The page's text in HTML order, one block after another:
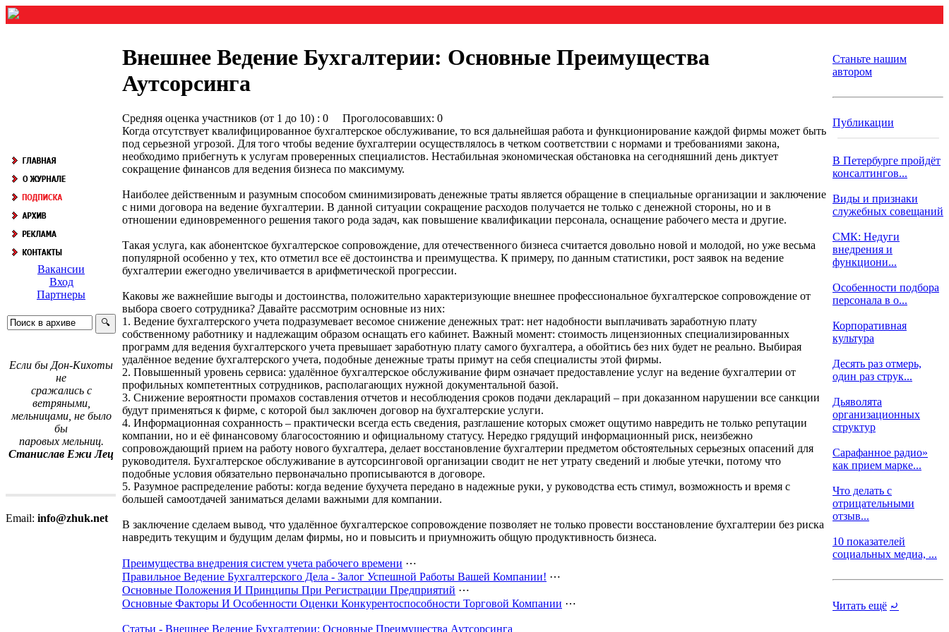
Вакансии
Вход
Партнеры
Если бы Дон-Кихоты
не
сражались с
ветряными,
мельницами, не было
бы
паровых мельниц.
Станислав Ежи Лец
Email: info@zhuk.net
Внешнее Ведение Бухгалтерии: Основные Преимущества
Аутсорсинга
Средняя оценка участников (от 1 до 10) : 0 Проголосовавших: 0
Когда отсутствует квалифицированное бухгалтерское обслуживание, то вся дальнейшая работа и функционирование каждой фирмы может быть
под серьезной угрозой. Для того чтобы ведение бухгалтерии осуществлялось в четком соответствии с нормами и требованиями закона,
необходимо прибегнуть к услугам проверенных специалистов. Нестабильная экономическая обстановка на сегодняшний день диктует
сокращение финансов для ведения бизнеса по максимуму.
Наиболее действенным и разумным способом сминимизировать денежные траты является обращение в специальные организации и заключение
с ними договора на ведение бухгалтерии. В данной ситуации сокращение расходов получается не только с денежной стороны, но и в
отношении единовременного решения такого рода задач, как повышение квалификации персонала, оснащение рабочего места и другие.
Такая услуга, как абонентское бухгалтерское сопровождение, для отечественного бизнеса считается довольно новой и молодой, но уже весьма
популярной особенно у тех, кто отметил все её достоинства и преимущества. К примеру, по данным статистики, рост заявок на ведение
бухгалтерии ежегодно увеличивается в арифметической прогрессии.
Каковы же важнейшие выгоды и достоинства, положительно характеризующие внешнее профессиональное бухгалтерское сопровождение от
выбора своего сотрудника? Давайте рассмотрим основные из них:
1. Ведение бухгалтерского учета подразумевает весомое снижение денежных трат: нет надобности выплачивать заработную плату
собственному работнику и надлежащим образом оснащать его кабинет. Важный момент: стоимость лицензионных специализированных
программ для ведения бухгалтерского учета превышает заработную плату самого бухгалтера, а обойтись без них будет не реально. Выбирая
удалённое ведение бухгалтерского учета, подобные денежные траты примут на себя специалисты этой фирмы.
2. Повышенный уровень сервиса: удалённое бухгалтерское обслуживание фирм означает предоставление услуг на ведение бухгалтерии от
профильных компетентных сотрудников, располагающих нужной документальной базой.
3. Снижение вероятности промахов составления отчетов и несоблюдения сроков подачи деклараций – при доказанном нарушении все санкции
будут применяться к фирме, с которой был заключен договор на бухгалтерские услуги.
4. Информационная сохранность – практически всегда есть сведения, разглашение которых сможет ощутимо навредить не только репутации
компании, но и её финансовому благосостоянию и официальному статусу. Нередко грядущий информационный риск, неизбежно
сопровождающий прием на работу нового бухгалтера, делает восстановление бухгалтерии предметом обстоятельных серьезных опасений для
руководителя. Бухгалтерское обслуживание в аутсорсинговой организации сводит не нет утрату сведений и любые утечки, потому что
подобные условия обязательно первоначально прописываются в договоре.
5. Разумное распределение работы: когда ведение бухучета передано в надежные руки, у руководства есть стимул, возможность и время с
большей самоотдачей заниматься делами важными для компании.
В заключение сделаем вывод, что удалённое бухгалтерское сопровождение позволяет не только провести восстановление бухгалтерии без риска
навредить текущим и будущим делам фирмы, но и повысить и приумножить общую продуктивность бизнеса.
Преимущества внедрения систем учета рабочего времени ⋯
Правильное Ведение Бухгалтерского Дела - Залог Успешной Работы Вашей Компании! ⋯
Основные Положения И Принципы При Регистрации Предприятий ⋯
Основные Факторы И Особенности Оценки Конкурентоспособности Торговой Компании ⋯
Статьи - Внешнее Ведение Бухгалтерии: Основные Преимущества Аутсорсинга
Станьте нашим
автором
Публикации
В Петербурге пройдёт
консалтингов...
Виды и признаки
служебных совещаний
СМК: Недуги
внедрения и
функциони...
Особенности подбора
персонала в о...
Корпоративная
культура
Десять раз отмерь,
один раз струк...
Дьяволята
организационных
структур
Сарафанное радио»
как прием марке...
Что делать с
отрицательными
отзыв...
10 показателей
социальных медиа, ...
Читать ещё ⤾